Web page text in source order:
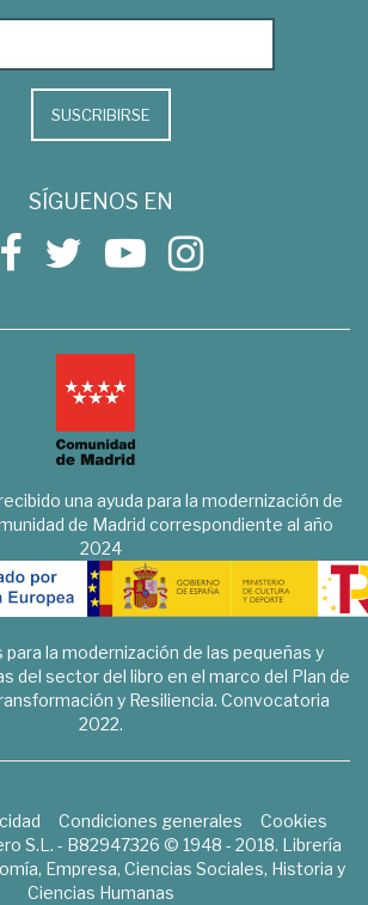
SUSCRIBIRSE
SÍGUENOS EN
una ayuda para la modernización de
de Madrid correspondiente al año
2024
para la modernización de las pequeñas y
del sector del libro en el marco del Plan de
y Resiliencia. Convocatoria
2022.
Condiciones generales
Cookies
S.L. - B82947326 © 1948 - 2018. Librería
Empresa, Ciencias Sociales, Historia y
Ciencias Humanas